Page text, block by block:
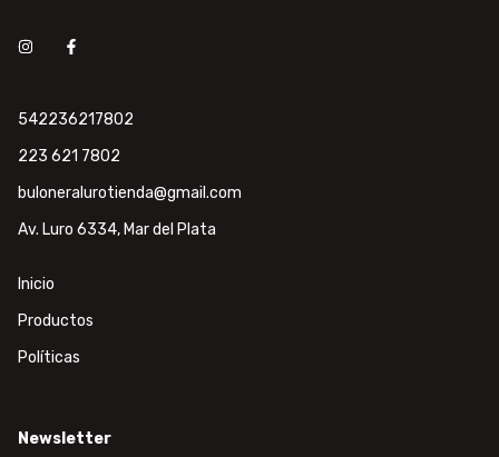
542236217802
223 621 7802
buloneralurotienda@gmail.com
Av. Luro 6334, Mar del Plata
Inicio
Productos
Políticas
Newsletter